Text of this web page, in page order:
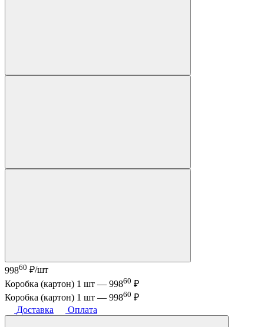
99860 ₽/шт
Коробка (картон) 1 шт — 99860 ₽
Коробка (картон) 1 шт — 99860 ₽
Доставка
Оплата